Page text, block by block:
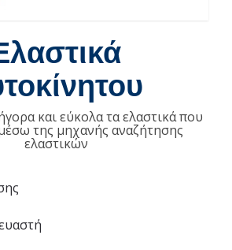
και εύκολα τα ελαστικά που
της μηχανής αναζήτησης
ελαστικών